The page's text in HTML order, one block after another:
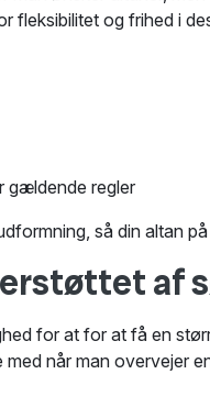
fleksibilitet og frihed i
gældende regler
så din altan
af
for at for at få en
når man overvejer